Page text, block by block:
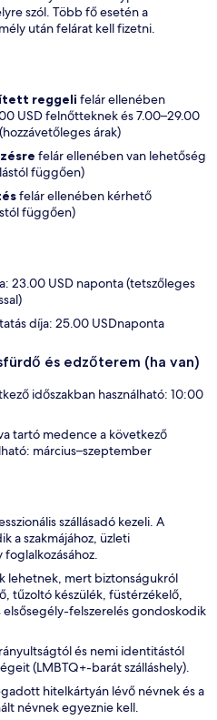
szól. Több fő esetén a
után felárat kell fizetni.
reggeli felár ellenében
USD felnőtteknek és 7.00–29.00
árak)
felár ellenében van lehetőség
függően)
felár ellenében kérhető
függően)
23.00 USD naponta (tetszőleges
díja: 25.00 USDnaponta
és edzőterem (ha van)
időszakban használható: 10:00
tartó medence a következő
március–szeptember
szállásadó kezeli. A
a szakmájához, üzleti
lehetnek, mert biztonságukról
tűzoltó készülék, füstérzékelő,
elsősegély-felszerelés gondoskodik
és nemi identitástól
(LMBTQ+-barát szálláshely).
hitelkártyán lévő névnek és a
névnek egyeznie kell.